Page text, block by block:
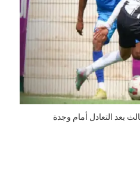
بعد التعادل أمام وجدة